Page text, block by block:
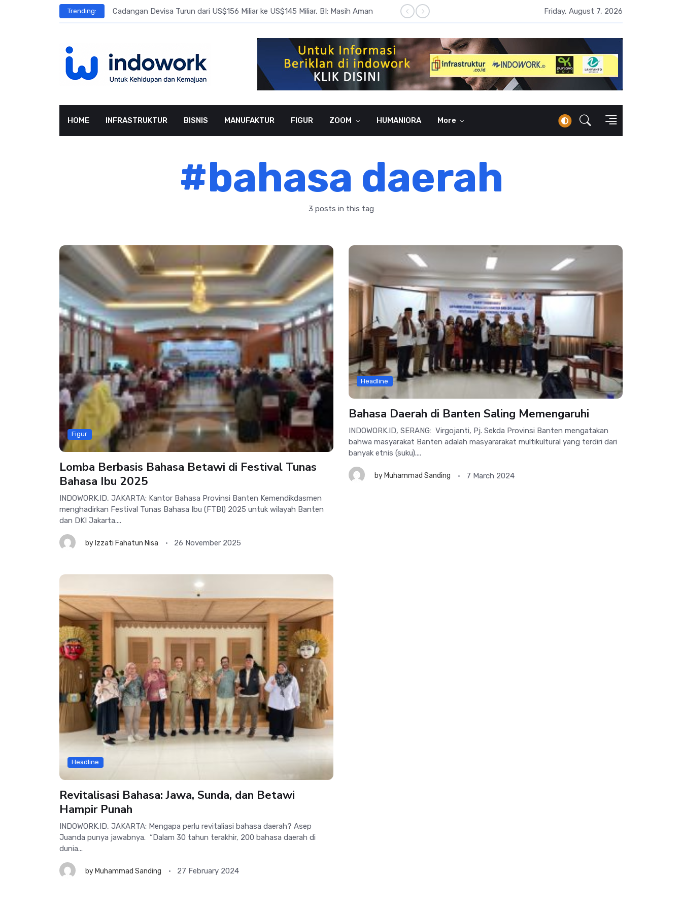
Trending: Cadangan Devisa Turun dari US$156 Miliar ke US$145 Miliar, BI: Masih Aman BI Rate Naik 100 Bps, Destry Sebut Stabilitas Rupiah Jadi Prioritas
Friday, August 7, 2026
HOME INFRASTRUKTUR BISNIS MANUFAKTUR FIGUR ZOOM HUMANIORA More
#bahasa daerah
3 posts in this tag
Figur
Lomba Berbasis Bahasa Betawi di Festival Tunas
Bahasa Ibu 2025
INDOWORK.ID, JAKARTA: Kantor Bahasa Provinsi Banten Kemendikdasmen
menghadirkan Festival Tunas Bahasa Ibu (FTBI) 2025 untuk wilayah Banten
dan DKI Jakarta....
by Izzati Fahatun Nisa 26 November 2025
Headline
Bahasa Daerah di Banten Saling Memengaruhi
INDOWORK.ID, SERANG: Virgojanti, Pj. Sekda Provinsi Banten mengatakan
bahwa masyarakat Banten adalah masyararakat multikultural yang terdiri dari
banyak etnis (suku)....
by Muhammad Sanding 7 March 2024
Headline
Revitalisasi Bahasa: Jawa, Sunda, dan Betawi
Hampir Punah
INDOWORK.ID, JAKARTA: Mengapa perlu revitaliasi bahasa daerah? Asep
Juanda punya jawabnya. “Dalam 30 tahun terakhir, 200 bahasa daerah di
dunia...
by Muhammad Sanding 27 February 2024